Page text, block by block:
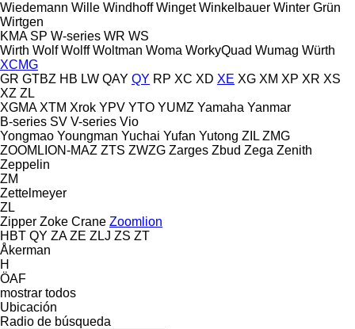
Wiedemann Wille Windhoff Winget Winkelbauer Winter Grün
Wirtgen
KMA SP W-series WR WS
Wirth Wolf Wolff Woltman Woma WorkyQuad Wumag Würth
XCMG
GR GTBZ HB LW QAY QY RP XC XD XE XG XM XP XR XS
XZ ZL
XGMA XTM Xrok YPV YTO YUMZ Yamaha Yanmar
B-series SV V-series Vio
Yongmao Youngman Yuchai Yufan Yutong ZIL ZMG
ZOOMLION-MAZ ZTS ZWZG Zarges Zbud Zega Zenith
Zeppelin
ZM
Zettelmeyer
ZL
Zipper Zoke Crane Zoomlion
HBT QY ZA ZE ZLJ ZS ZT
Åkerman
H
ÖAF
mostrar todos
Ubicación
Radio de búsqueda